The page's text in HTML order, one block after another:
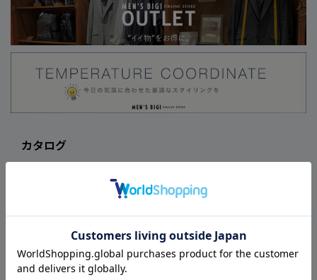
カタログ